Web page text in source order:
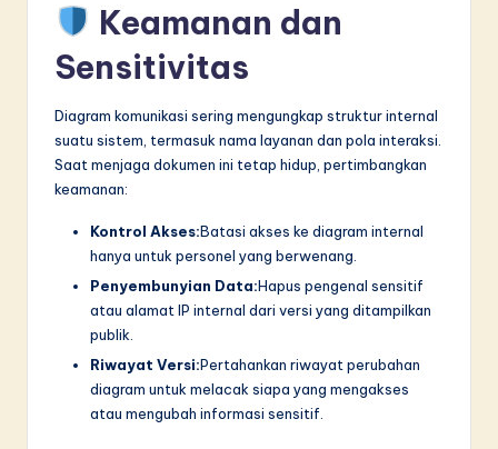
Keamanan dan
Sensitivitas
Diagram komunikasi sering mengungkap struktur internal
suatu sistem, termasuk nama layanan dan pola interaksi.
Saat menjaga dokumen ini tetap hidup, pertimbangkan
keamanan:
Kontrol Akses:Batasi akses ke diagram internal
hanya untuk personel yang berwenang.
Penyembunyian Data:Hapus pengenal sensitif
atau alamat IP internal dari versi yang ditampilkan
publik.
Riwayat Versi:Pertahankan riwayat perubahan
diagram untuk melacak siapa yang mengakses
atau mengubah informasi sensitif.